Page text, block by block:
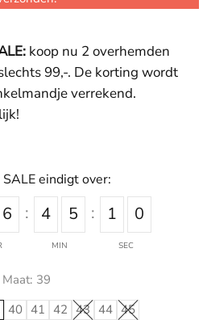
koop nu 2 overhemden
99,-. De korting wordt
verrekend.
6 4 5
MIN
1 0
SEC
eindigt over:
Maat: 39
40 41 42 43 44 45